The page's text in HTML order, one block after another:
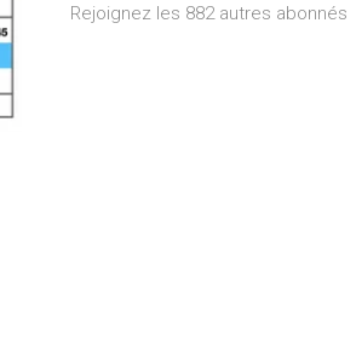
Rejoignez les 882 autres abonnés